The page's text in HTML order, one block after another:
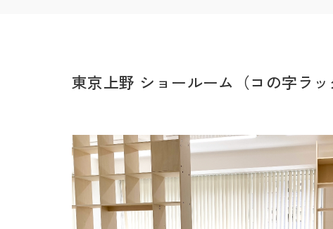
東京上野 ショールーム（コの字ラ